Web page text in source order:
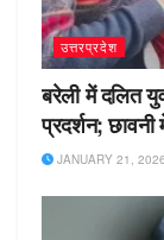
उत्तरप्रदेश
बरेली में दलित
प्रदर्शन;
JANUARY 21, 2026